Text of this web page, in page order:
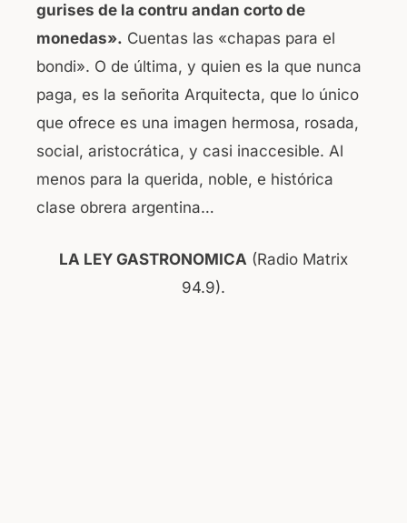
gurises de la contru andan corto de
monedas». Cuentas las «chapas para el
bondi». O de última, y quien es la que nunca
paga, es la señorita Arquitecta, que lo único
que ofrece es una imagen hermosa, rosada,
social, aristocrática, y casi inaccesible. Al
menos para la querida, noble, e histórica
clase obrera argentina…
LA LEY GASTRONOMICA (Radio Matrix
94.9).